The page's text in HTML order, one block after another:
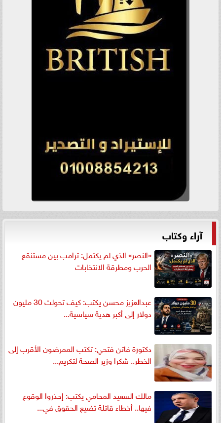
آراء وكتاب
«النصر» الذي لم يكتمل: ترامب بين مستنقع
الحرب ومطرقة الانتخابات
عبدالعزيز محسن يكتب: كيف تحولت 30 مليون
دولار إلى أكبر هدية سياسية...
دكتورة فاتن فتحي: تكتب الممرضون الأقرب إلى
الخطر.. شكرا وزير الصحة لتكريم...
مالك السعيد المحامي يكتب: إحذروا الوقوع
فيها.. أخطاء قاتلة تضيع الحقوق في...